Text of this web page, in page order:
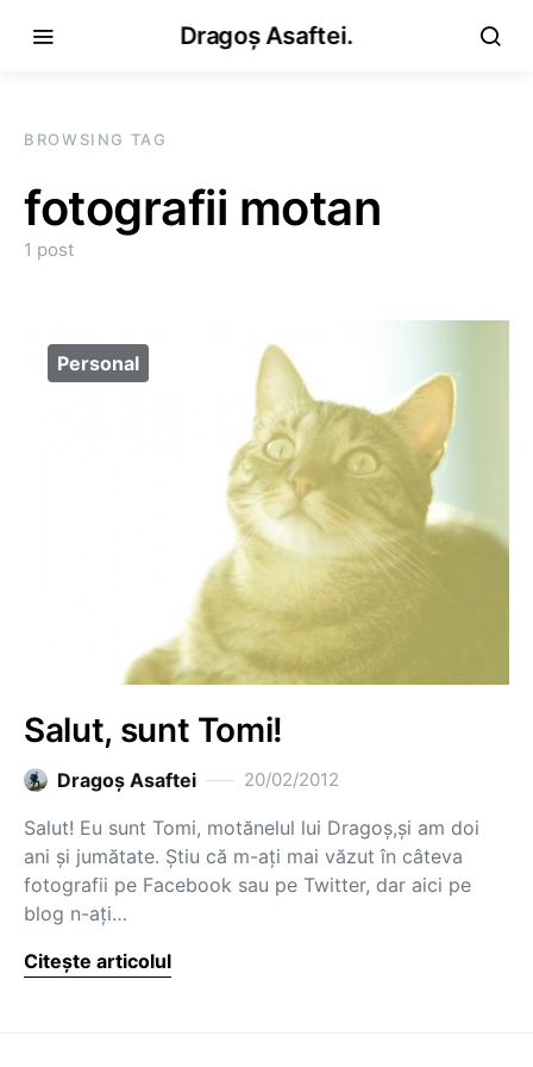
Dragoș Asaftei.
BROWSING TAG
fotografii motan
1 post
Personal
Salut, sunt Tomi!
Dragoş Asaftei 20/02/2012
Salut! Eu sunt Tomi, motănelul lui Dragoș,și am doi
ani și jumătate. Știu că m-ați mai văzut în câteva
fotografii pe Facebook sau pe Twitter, dar aici pe
blog n-ați…
Citește articolul